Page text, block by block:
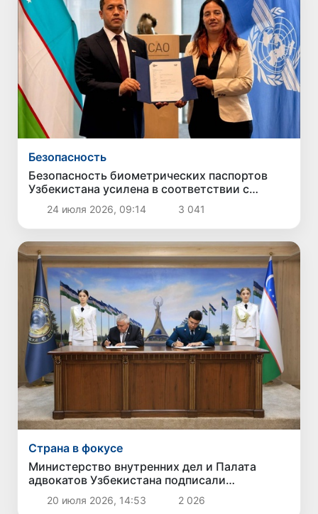
Безопасность
Безопасность биометрических паспортов
Узбекистана усилена в соответствии с
международными стандартами ICAO
24 июля 2026, 09:14 3 041
Страна в фокусе
Министерство внутренних дел и Палата
адвокатов Узбекистана подписали
меморандум о сотрудничестве
20 июля 2026, 14:53 2 026